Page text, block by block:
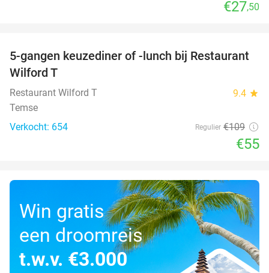
€27,50
50%
5-gangen keuzediner of -lunch bij Restaurant
Wilford T
Restaurant Wilford T 9.4 star
Temse
Verkocht: 654
Regulier €109
€55
Win gratis
een droomreis
t.w.v. €3.000